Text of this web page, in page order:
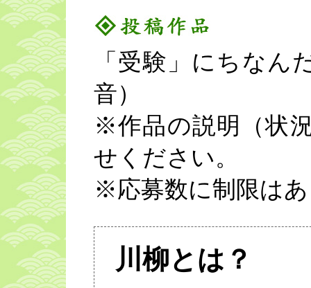
「受験」にちなん
音）
※作品の説明（状
せください。
※応募数に制限は
川柳とは？